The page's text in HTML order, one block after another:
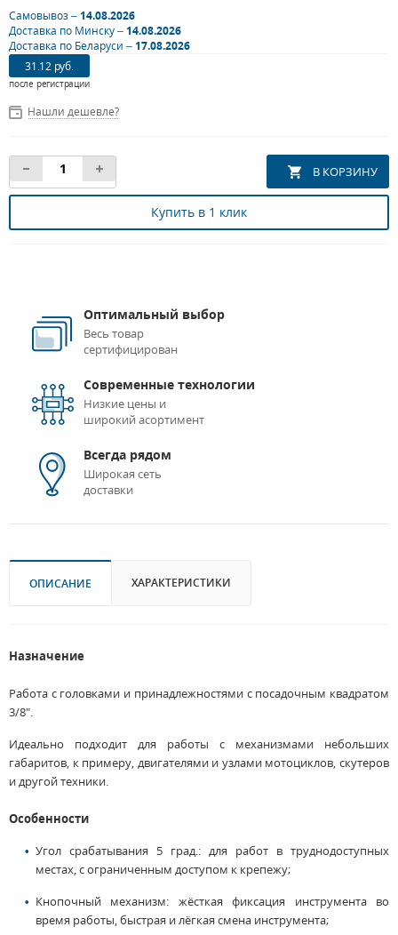
Самовывоз –14.08.2026
Доставка по Минску –14.08.2026
Доставка по Беларуси –17.08.2026
31.12 руб.
после регистрации
Нашли дешевле?
Купить в 1 клик
Оптимальный выбор
Весь товар
сертифицирован
Современные технологии
Низкие цены и
широкий асортимент
Всегда рядом
Широкая сеть
доставки
ОПИСАНИЕ ХАРАКТЕРИСТИКИ
Назначение
Работа с головками и принадлежностями с посадочным квадратом
3/8".
Идеально подходит для работы с механизмами небольших
габаритов, к примеру, двигателями и узлами мотоциклов, скутеров
и другой техники.
Особенности
Угол срабатывания 5 град.: для работ в труднодоступных
местах, с ограниченным доступом к крепежу;
Кнопочный механизм: жёсткая фиксация инструмента во
время работы, быстрая и лёгкая смена инструмента;